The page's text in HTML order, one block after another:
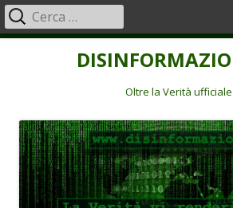
Oltre la Verità ufficiale
Menu
principale
Ricerca
per: